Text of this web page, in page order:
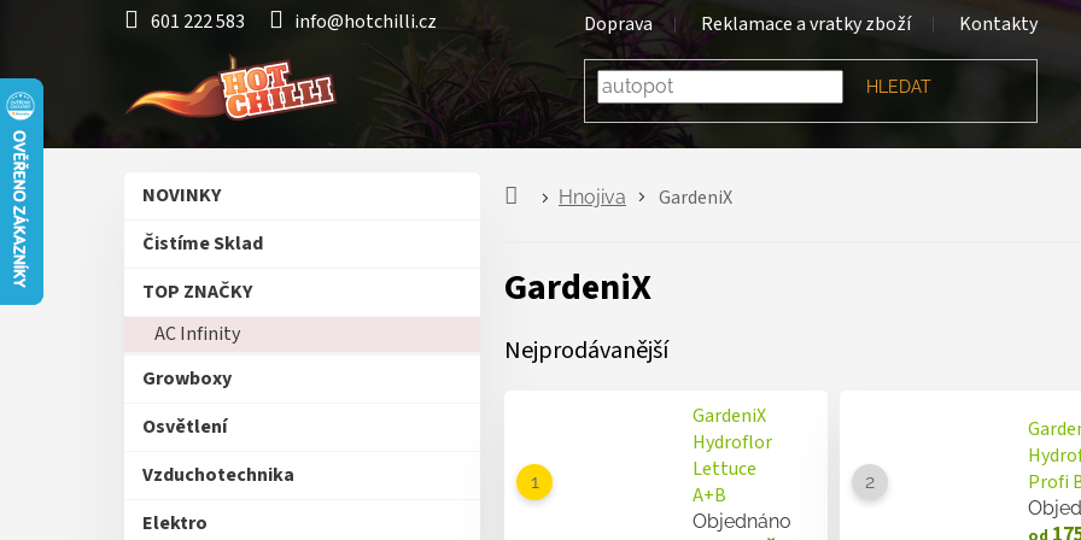
601 222 583 info@hotchilli.cz Doprava Reklamace a vratky zboží Kontakty
HLEDAT
a
Přeskočit
NOVINKY
Čistíme Sklad
TOP ZNAČKY
AC Infinity
Growboxy
Osvětlení
Vzduchotechnika
Elektro
Hnojiva GardeniX
GardeniX
Nejprodávanější
GardeniX
Hydroflor
Lettuce
A+B
Objednáno
Profi
od